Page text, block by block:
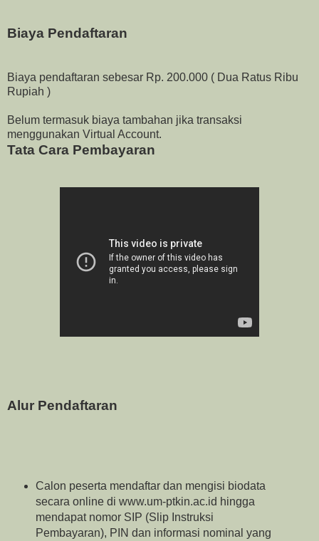
Biaya Pendaftaran
Biaya pendaftaran sebesar Rp. 200.000 ( Dua Ratus Ribu
Rupiah )
Belum termasuk biaya tambahan jika transaksi
menggunakan Virtual Account.
Tata Cara Pembayaran
Alur Pendaftaran
Calon peserta mendaftar dan mengisi biodata
secara online di www.um-ptkin.ac.id hingga
mendapat nomor SIP (Slip Instruksi
Pembayaran), PIN dan informasi nominal yang